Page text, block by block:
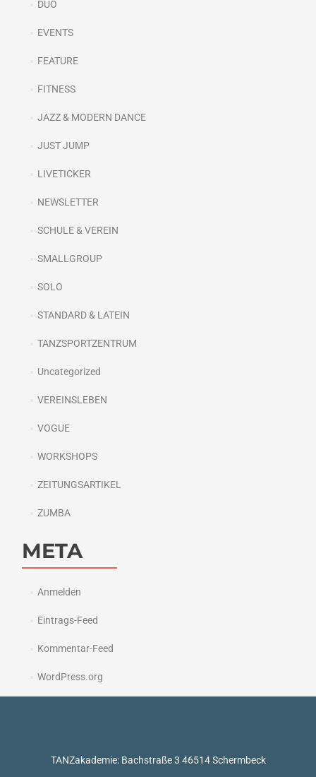
DUO
EVENTS
FEATURE
FITNESS
JAZZ & MODERN DANCE
JUST JUMP
LIVETICKER
NEWSLETTER
SCHULE & VEREIN
SMALLGROUP
SOLO
STANDARD & LATEIN
TANZSPORTZENTRUM
Uncategorized
VEREINSLEBEN
VOGUE
WORKSHOPS
ZEITUNGSARTIKEL
ZUMBA
META
Anmelden
Eintrags-Feed
Kommentar-Feed
WordPress.org
TANZakademie: Bachstraße 3 46514 Schermbeck